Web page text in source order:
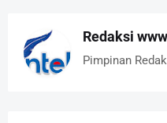
Redaksi
Pimpinan